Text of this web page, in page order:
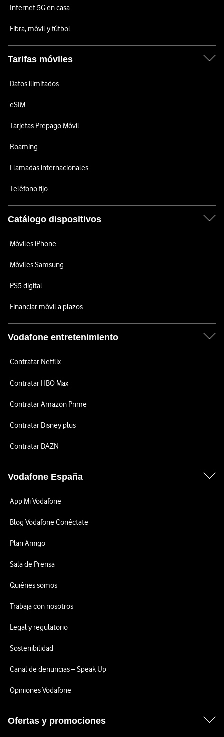
Internet 5G en casa
Fibra, móvil y fútbol
Tarifas móviles
Datos ilimitados
eSIM
Tarjetas Prepago Móvil
Roaming
Llamadas internacionales
Teléfono fijo
Catálogo dispositivos
Móviles iPhone
Móviles Samsung
PS5 digital
Financiar móvil a plazos
Vodafone entretenimiento
Contratar Netflix
Contratar HBO Max
Contratar Amazon Prime
Contratar Disney plus
Contratar DAZN
Vodafone España
App Mi Vodafone
Blog Vodafone Conéctate
Plan Amigo
Sala de Prensa
Quiénes somos
Trabaja con nosotros
Legal y regulatorio
Sostenibilidad
Canal de denuncias – Speak Up
Opiniones Vodafone
Ofertas y promociones